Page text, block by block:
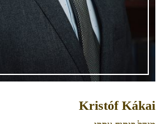
Kristóf Kákai